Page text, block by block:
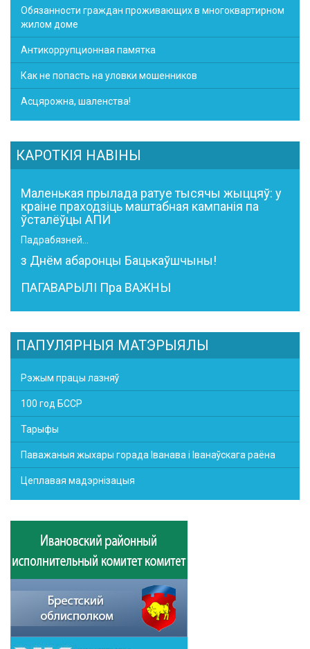
Обязанности граждан проживающих в многоквартирном
жилом доме
Антикоррупционная памятка
Как не попасть на уловки мошенников
Асцярожна, шаленства!
КАРОТКІЯ НАВІНЫ
Маленькая прылада ратуе тысячы жыццяў: у
краіне праходзіць маштабная кампанія па
ўсталёўцы АПИ
Падрабязней...
з Днём абаронцы Бацькаўшчыны!
ПАГАВАРЫЛІ Пра ВАЖНЫ
ПАПУЛЯРНЫЯ МАТЭРЫЯЛЫ
Рэжым працы лазняў
100 год БССР
Тарыфы
Паважаныя жыхары горада Іванава і Іванаўскага раёна
Цеплавая мадэрнізацыя